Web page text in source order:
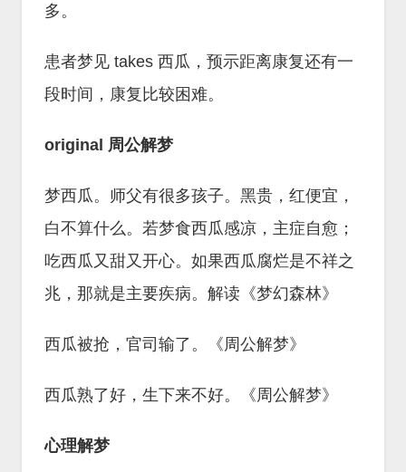
多。
患者梦见 takes 西瓜，预示距离康复还有一
段时间，康复比较困难。
original 周公解梦
梦西瓜。师父有很多孩子。黑贵，红便宜，
白不算什么。若梦食西瓜感凉，主症自愈；
吃西瓜又甜又开心。如果西瓜腐烂是不祥之
兆，那就是主要疾病。解读《梦幻森林》
西瓜被抢，官司输了。《周公解梦》
西瓜熟了好，生下来不好。《周公解梦》
心理解梦